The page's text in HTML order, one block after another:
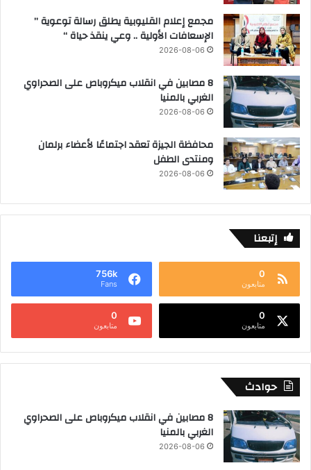
مجمع إعلام القليوبية يطلق رسالة توعوية ”
الإسعافات الأولية .. وعي ينقذ حياة “
2026-08-06
8 مصابين في انقلاب ميكروباص على الصحراوي
الغربي بالمنيا
2026-08-06
محافظة الجيزة تعقد اجتماعًا لأعضاء برلمان
ومنتدى الطفل
2026-08-06
إتبعنا
0
متابعون
756k
Fans
0
متابعون
0
متابعون
حوادث
8 مصابين في انقلاب ميكروباص على الصحراوي
الغربي بالمنيا
2026-08-06